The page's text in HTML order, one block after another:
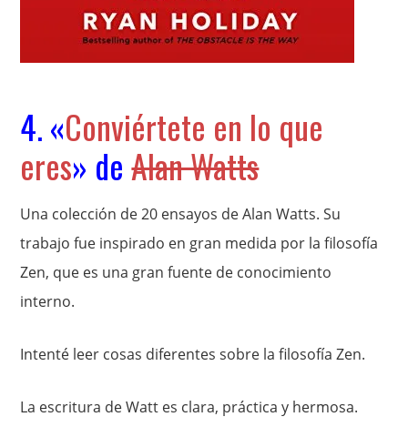
4. «Conviértete en lo que
eres» deAlan Watts
Una colección de 20 ensayos de Alan Watts. Su
trabajo fue inspirado en gran medida por la filosofía
Zen, que es una gran fuente de conocimiento
interno.
Intenté leer cosas diferentes sobre la filosofía Zen.
La escritura de Watt es clara, práctica y hermosa.